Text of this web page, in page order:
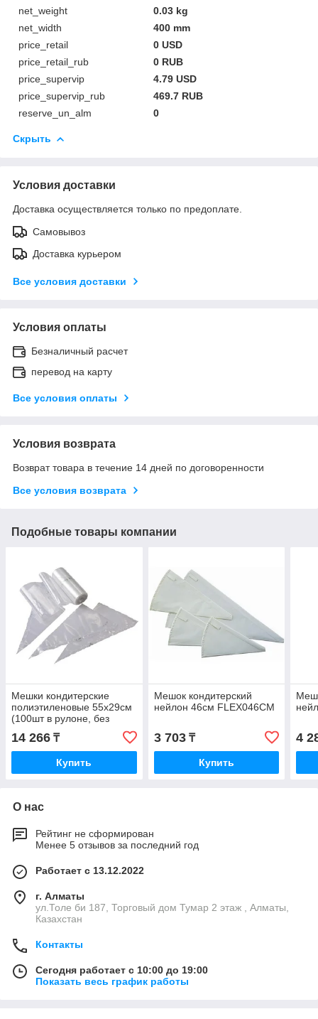
net_weight
0.03 kg
net_width
400 mm
price_retail
0 USD
price_retail_rub
0 RUB
price_supervip
4.79 USD
price_supervip_rub
469.7 RUB
reserve_un_alm
0
Скрыть
Условия доставки
Доставка осуществляется только по предоплате.
Самовывоз
Доставка курьером
Все условия доставки
Условия оплаты
Безналичный расчет
перевод на карту
Все условия оплаты
Условия возврата
Возврат товара в течение 14 дней по договоренности
Все условия возврата
Подобные товары компании
Мешки кондитерские
полиэтиленовые 55х29см
(100шт в рулоне, без
упаковки), 90 мкм,
одноразовые ROLLH5
14 266 ₸
Купить
Мешок кондитерский
нейлон 46см FLEX046CM
3 703₸
Купить
4
О нас
Рейтинг не сформирован
Менее 5 отзывов за последний год
Работает с 13.12.2022
г. Алматы
ул.Толе би 187, Торговый дом Тумар 2 этаж , Алматы,
Казахстан
Контакты
Сегодня работает с 10:00 до 19:00
Показать весь график работы